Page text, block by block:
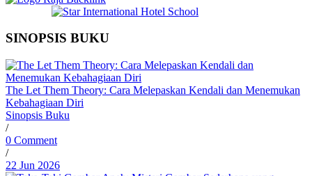
SINOPSIS BUKU
The Let Them Theory: Cara Melepaskan Kendali dan Menemukan
Kebahagiaan Diri
Sinopsis Buku
/
0 Comment
/
22 Jun 2026